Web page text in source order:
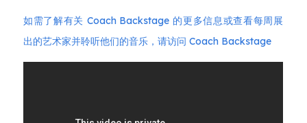
如需了解有关 Coach Backstage 的更多信息或查看每周展
出的艺术家并聆听他们的音乐，请访问 Coach Backstage